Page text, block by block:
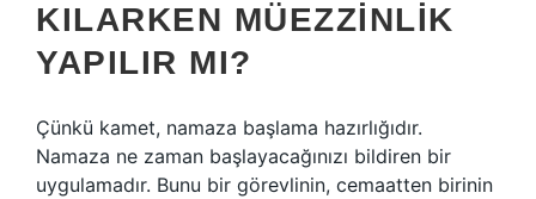
KILARKEN MÜEZZINLIK
YAPILIR MI?
Çünkü kamet, namaza başlama hazırlığıdır.
Namaza ne zaman başlayacağınızı bildiren bir
uygulamadır. Bunu bir görevlinin, cemaatten birinin